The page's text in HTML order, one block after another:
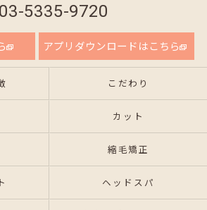
03-5335-9720
アプリダウンロードはこちら
こだわり
カット
縮毛矯正
ヘッドスパ